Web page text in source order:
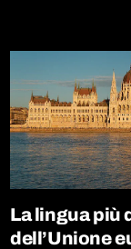
La lingua più
dell’Unione